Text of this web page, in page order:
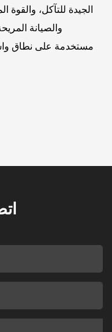
الجيدة للتآكل، والقوة
والصيانة
مستخدمة على نطاق